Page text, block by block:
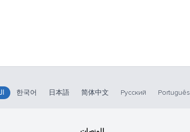
Português
Русский
简体中文
日本語
한국어